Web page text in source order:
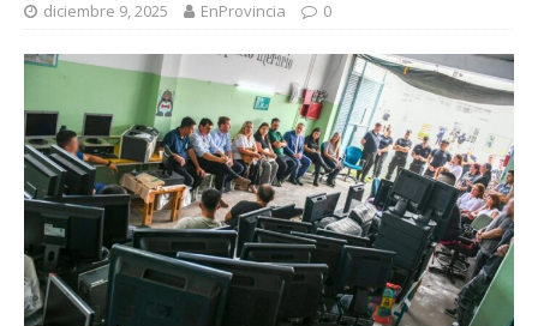
diciembre 9, 2025 EnProvincia 0